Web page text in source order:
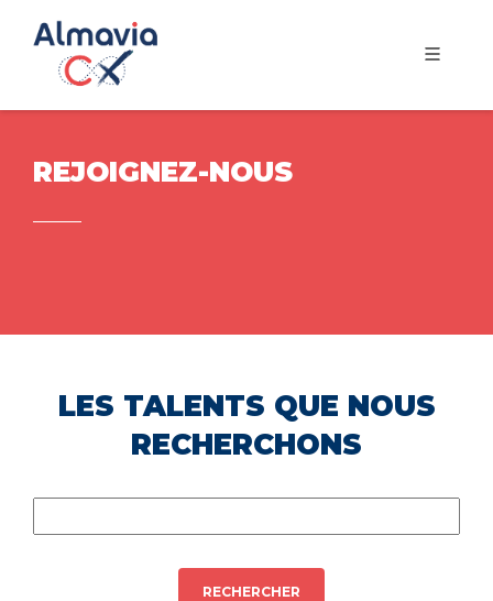
REJOIGNEZ-NOUS
LES TALENTS QUE NOUS
RECHERCHONS
RECHERCHER